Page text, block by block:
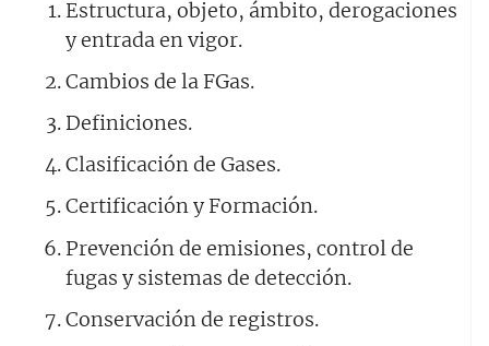
Estructura, objeto, ámbito, derogaciones
y entrada en vigor.
Cambios de la FGas.
Definiciones.
Clasificación de Gases.
Certificación y Formación.
Prevención de emisiones, control de
fugas y sistemas de detección.
Conservación de registros.